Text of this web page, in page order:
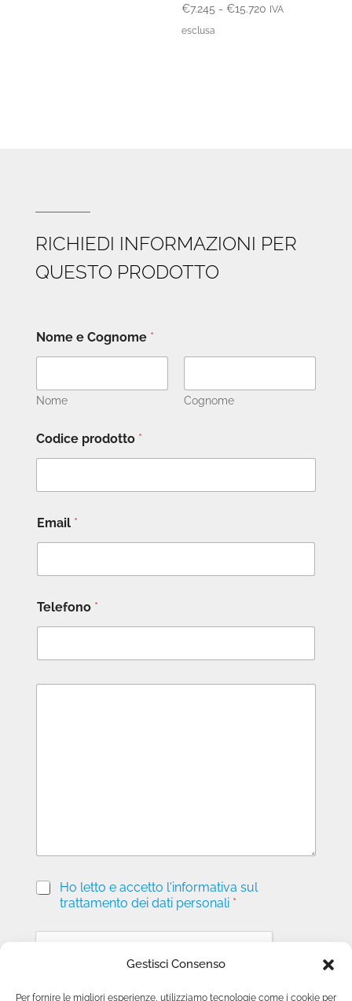
Gestisci Consenso
Per fornire le migliori esperienze, utilizziamo tecnologie come i cookie per
€7.245 - €15.720 Fascia
IVA
esclusa
RICHIEDI INFORMAZIONI PER
QUESTO PRODOTTO
Nome e Cognome *
Nome Cognome
Codice prodotto *
Email *
Telefono *
M
P
v
a
*
Ho letto e accetto l'informativa sul
trattamento dei dati personali *